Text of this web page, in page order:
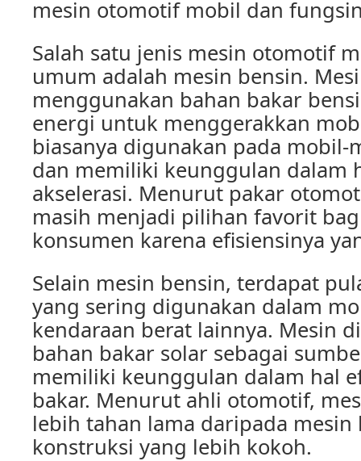
mesin otomotif mobil dan
Salah satu jenis mesin otomotif
umum adalah mesin bensin.
menggunakan bahan bakar
energi untuk menggerakkan
biasanya digunakan pada mobil-
dan memiliki keunggulan dalam
akselerasi. Menurut pakar
masih menjadi pilihan favorit
konsumen karena efisiensinya
Selain mesin bensin, terdapat
yang sering digunakan dalam
kendaraan berat lainnya. Mesin
bahan bakar solar sebagai
memiliki keunggulan dalam hal
bakar. Menurut ahli otomotif,
lebih tahan lama daripada mesin
konstruksi yang lebih kokoh.